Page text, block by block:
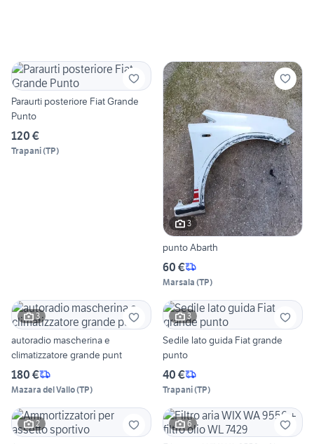
Paraurti posteriore Fiat Grande
Punto
120 €
Trapani(TP)
3
punto Abarth
60 €
Marsala (TP)
3
autoradio mascherina e
climatizzatore grande punt
180 €
Mazara del Vallo(TP)
3
Sedile lato guida Fiat grande
punto
40 €
Trapani(TP)
2 6